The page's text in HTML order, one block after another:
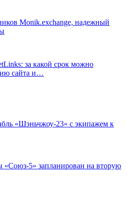
Monik.exchange, надежный
за какой срок можно
сайта и…
«Шэньчжоу-23» с экипажем к
«Союз-5» запланирован на вторую